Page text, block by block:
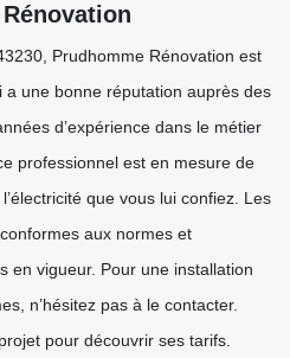
Prudhomme Rénovation est
a une bonne réputation auprès des
d’expérience dans le métier
professionnel est en mesure de
que vous lui confiez. Les
aux normes et
en vigueur. Pour une installation
n’hésitez pas à le contacter.
pour découvrir ses tarifs.